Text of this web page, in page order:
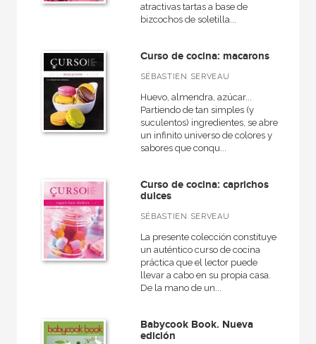
Atlas Akal
Ciclos formativos
Cocina práctica
Curso de cocina
Fuera de colección - H.Blume
NUESTROS FORMATOS
Cartoné
Papel
atractivas tartas a base de
bizcochos de soletilla...
Curso de cocina: macarons
SÉBASTIEN SERVEAU
Huevo, almendra, azúcar...
Partiendo de tan simples (y
suculentos) ingredientes, se abre
un infinito universo de colores y
sabores que conqu...
Curso de cocina: caprichos
dulces
SÉBASTIEN SERVEAU
La presente colección constituye
un auténtico curso de cocina
práctica que el lector puede
llevar a cabo en su propia casa.
De la mano de un...
Babycook Book. Nueva
edición